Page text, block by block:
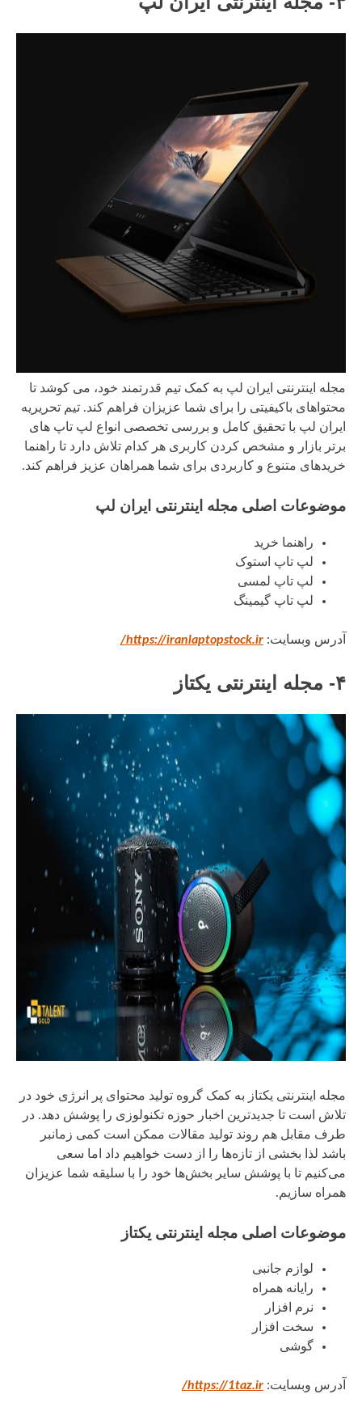
مجله اینترنتی ایران لپ به کمک تیم قدرتمند خود، می کوشد تا
محتواهای باکیفیتی را برای شما عزیزان فراهم کند. تیم تحریریه
ایران لپ با تحقیق کامل و بررسی تخصصی انواع لپ تاپ های
برتر بازار و مشخص کردن کاربری هر کدام تلاش دارد تا راهنما
خریدهای متنوع و کاربردی برای شما همراهان عزیز فراهم کند.
موضوعات اصلی مجله اینترنتی ایران لپ
راهنما خرید
لپ تاپ استوک
لپ تاپ لمسی
لپ تاپ گیمینگ
آدرس وبسایت: https://iranlaptopstock.ir/
۴- مجله اینترنتی یکتاز
مجله اینترنتی یکتاز به کمک گروه تولید محتوای پر انرژی خود در
تلاش است تا جدیدترین اخبار حوزه تکنولوزی را پوشش دهد. در
طرف مقابل هم روند تولید مقالات ممکن است کمی زمانبر
باشد لذا بخشی از تازه‌ها را از دست خواهیم داد اما سعی
می‌کنیم تا با پوشش سایر بخش‌ها خود را با سلیقه شما عزیزان
همراه سازیم.
موضوعات اصلی مجله اینترنتی یکتاز
لوازم جانبی
رایانه همراه
نرم افزار
سخت افزار
گوشی
آدرس وبسایت: https://1taz.ir/